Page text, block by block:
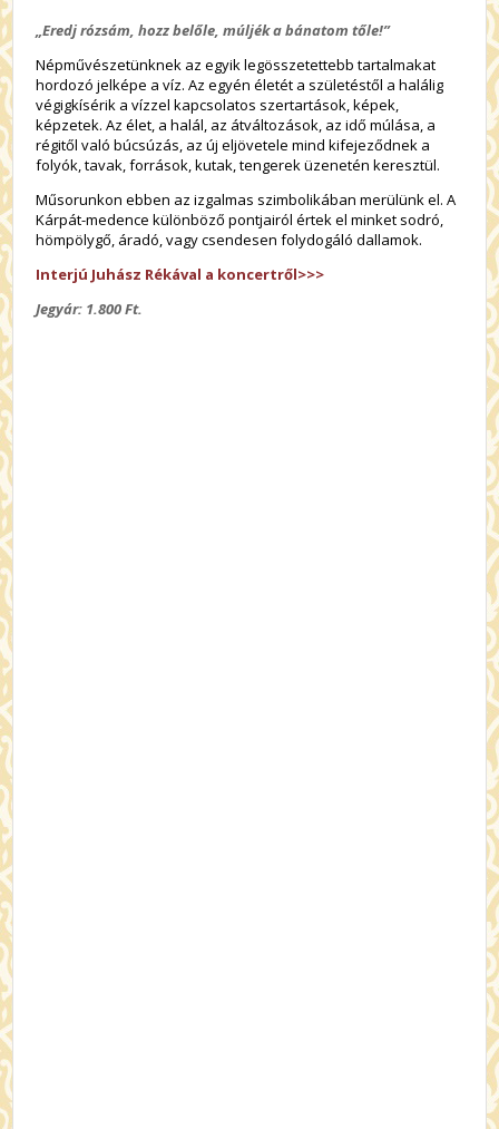
„Eredj rózsám, hozz belőle,múljék a bánatom tőle!”
Népművészetünknek az egyik legösszetettebb tartalmakat
hordozó jelképe a víz. Az egyén életét a születéstől a halálig
végigkísérik a vízzel kapcsolatos szertartások, képek,
képzetek. Az élet, a halál, az átváltozások, az idő múlása, a
régitől való búcsúzás, az új eljövetele mind kifejeződnek a
folyók, tavak, források, kutak, tengerek üzenetén keresztül.
Műsorunkon ebben az izgalmas szimbolikában merülünk el. A
Kárpát-medence különböző pontjairól értek el minket sodró,
hömpölygő, áradó, vagy csendesen folydogáló dallamok.
Interjú Juhász Rékával a koncertről>>>
Jegyár: 1.800 Ft.